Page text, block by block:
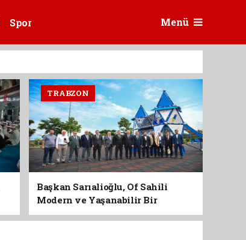
Spor Menü
TRABZON
Başkan Sarıalioğlu, Of Sahili
Modern ve Yaşanabilir Bir
Kimliğe Kavuşuyor